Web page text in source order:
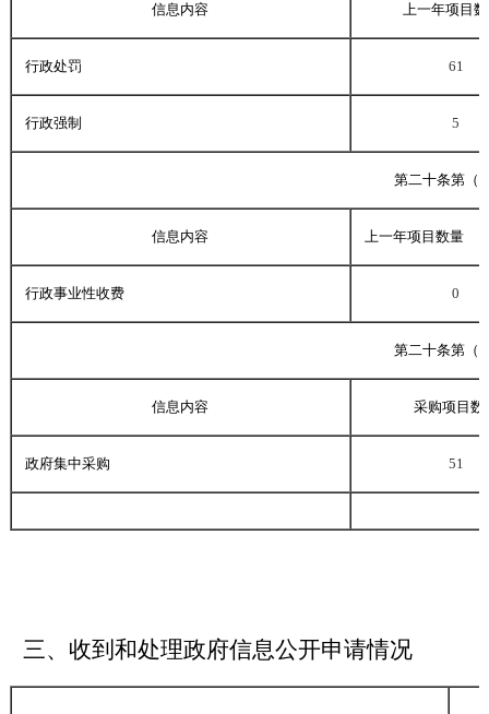
信息内容 上一年项目
行政处罚 61
行政强制 5
第二十条第（
信息内容 上一年项目数量
行政事业性收费 0
第二十条第（
信息内容 采购项目数
政府集中采购 51
三、收到和处理政府信息公开申请情况